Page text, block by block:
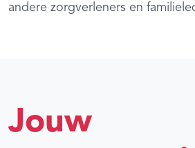
andere zorgverleners en
Jouw